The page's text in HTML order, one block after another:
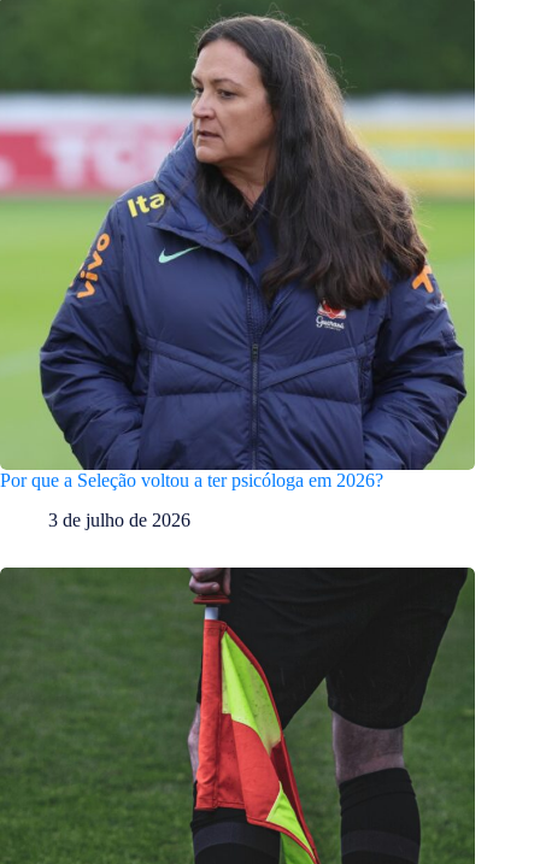
Por que a Seleção voltou a ter psicóloga em 2026?
3 de julho de 2026